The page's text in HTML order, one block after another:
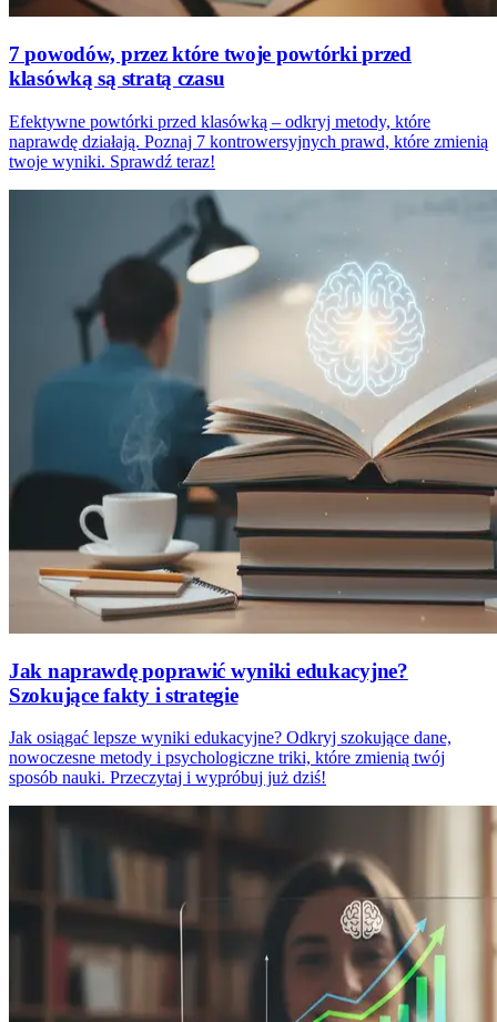
7 powodów, przez które twoje powtórki przed
klasówką są stratą czasu
Efektywne powtórki przed klasówką – odkryj metody, które
naprawdę działają. Poznaj 7 kontrowersyjnych prawd, które zmienią
twoje wyniki. Sprawdź teraz!
Jak naprawdę poprawić wyniki edukacyjne?
Szokujące fakty i strategie
Jak osiągać lepsze wyniki edukacyjne? Odkryj szokujące dane,
nowoczesne metody i psychologiczne triki, które zmienią twój
sposób nauki. Przeczytaj i wypróbuj już dziś!